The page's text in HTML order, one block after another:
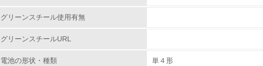
グリーンスチール使用有無
グリーンスチールURL
電池の形状・種類 単４形